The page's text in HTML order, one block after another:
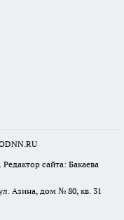
сайта: Бакаева
Азина, дом № 80, кв. 31